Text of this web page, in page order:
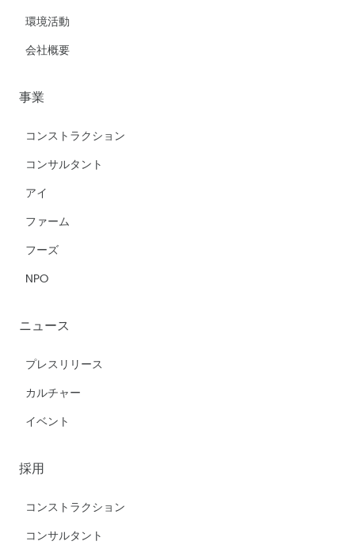
環境活動
会社概要
事業
コンストラクション
コンサルタント
アイ
ファーム
フーズ
NPO
ニュース
プレスリリース
カルチャー
イベント
採用
コンストラクション
コンサルタント